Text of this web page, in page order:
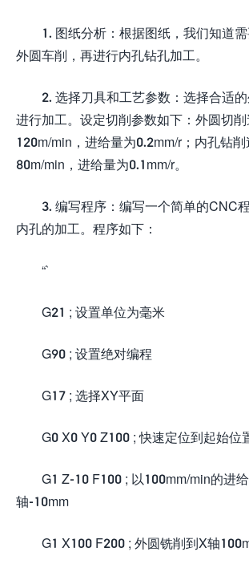
1. 图纸分析：根据图纸，我们知道
外圆车削，再进行内孔钻孔加工。
2. 选择刀具和工艺参数：选择合适
进行加工。设定切削参数如下：外圆切
120m/min，进给量为0.2mm/r；内孔钻削
80m/min，进给量为0.1mm/r。
3. 编写程序：编写一个简单的CNC
内孔的加工。程序如下：
“`
G21 ; 设置单位为毫米
G90 ; 设置绝对编程
G17 ; 选择XY平面
G0 X0 Y0 Z100 ; 快速定位到起始位
G1 Z-10 F100 ; 以100mm/min的进
轴-10mm
G1 X100 F200 ; 外圆铣削到X轴